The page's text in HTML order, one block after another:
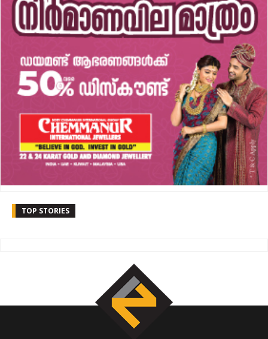
TOP STORIES